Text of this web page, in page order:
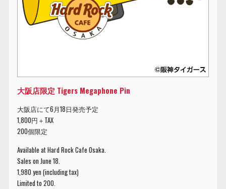
大阪店限定 Tigers Megaphone Pin
大阪店にて6月18日発売予定
1,800円＋TAX
200個限定
Available at Hard Rock Cafe Osaka.
Sales on June 18.
1,980 yen (including tax)
Limited to 200.